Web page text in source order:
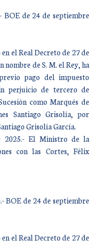
de 24 de septiembre
el Real Decreto de 27 de
nombre de S. M. el Rey, ha
pago del impuesto
perjuicio de tercero de
como Marqués de
Santiago Grisolía, por
Grisolía García.
2025.- El Ministro de la
con las Cortes, Félix
BOE de 24 de septiembre
el Real Decreto de 27 de